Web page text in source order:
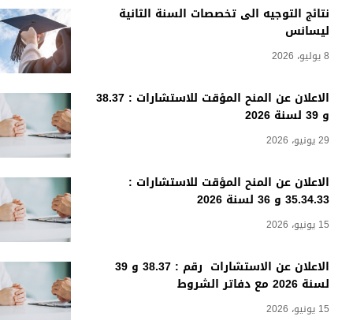
نتائج التوجيه الى تخصصات السنة الثانية
ليسانس
8 يوليو، 2026
الاعلان عن المنح المؤقت للاستشارات : 38.37
و 39 لسنة 2026
29 يونيو، 2026
الاعلان عن المنح المؤقت للاستشارات :
35.34.33 و 36 لسنة 2026
15 يونيو، 2026
الاعلان عن الاستشارات رقم : 38.37 و 39
لسنة 2026 مع دفاتر الشروط
15 يونيو، 2026